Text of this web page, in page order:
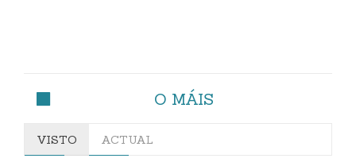
O MÁIS
VISTO ACTUAL